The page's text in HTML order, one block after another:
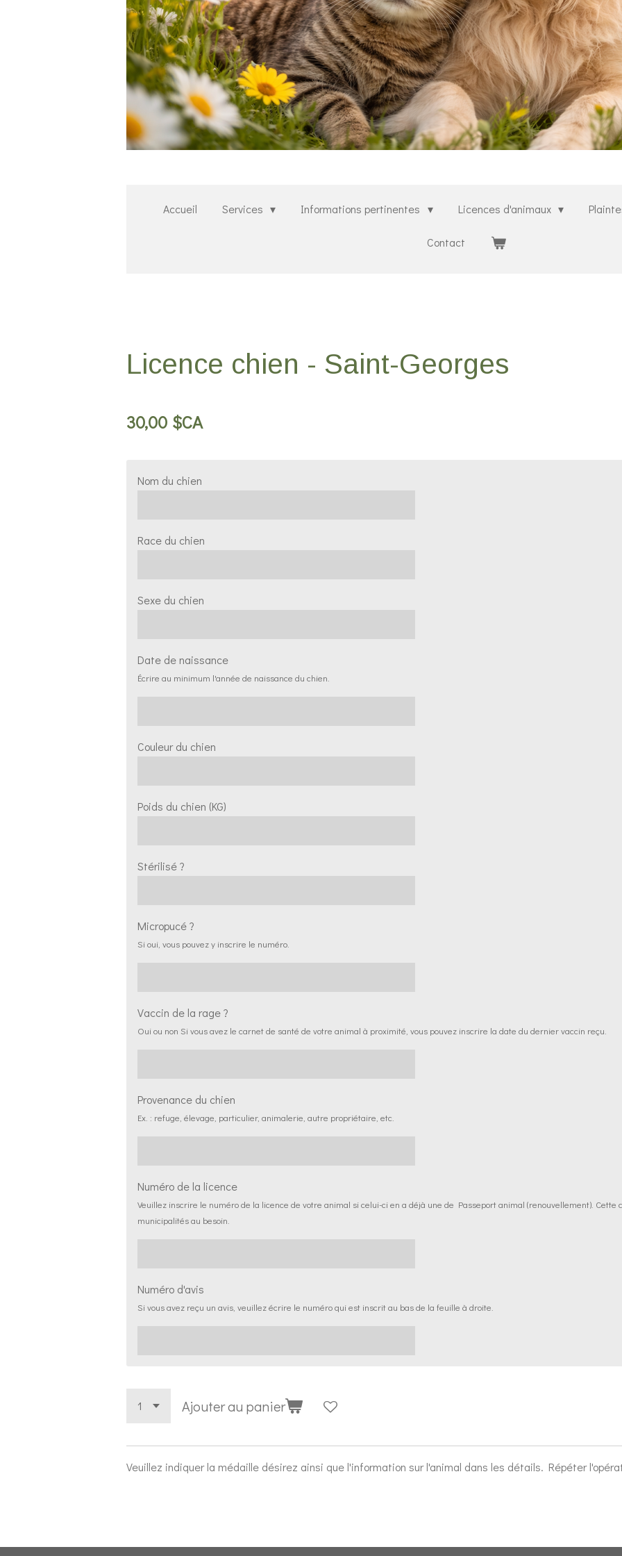
Accueil Services Informations pertinentes Licences d'animaux
Contact
Licence chien - Saint-Georges
30,00 $CA
Nom du chien
Race du chien
Sexe du chien
Date de naissance
Écrire au minimum l'année de naissance du chien.
Couleur du chien
Poids du chien (KG)
Stérilisé ?
Micropucé ?
Si oui, vous pouvez y inscrire le numéro.
Vaccin de la rage ?
Oui ou non Si vous avez le carnet de santé de votre animal à proximité, vous pouvez inscrire la date du dernier vaccin reçu.
Provenance du chien
Ex. : refuge, élevage, particulier, animalerie, autre propriétaire, etc.
Numéro de la licence
Veuillez inscrire le numéro de la licence de votre animal si celui-ci en a déjà une de Passeport animal (renouvellement).
municipalités au besoin.
Numéro d'avis
Si vous avez reçu un avis, veuillez écrire le numéro qui est inscrit au bas de la feuille à droite.
Ajouter au panier
Veuillez indiquer la médaille désirez ainsi que l'information sur l'animal dans les détails. Répéter